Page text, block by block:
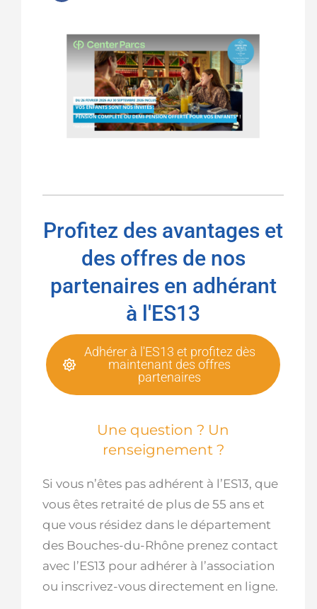
Profitez des avantages et
des offres de nos
partenaires en adhérant
à l'ES13
Adhérer à l'ES13 et profitez dès
maintenant des offres
partenaires
Une question ? Un
renseignement ?
Si vous n’êtes pas adhérent à l’ES13, que
vous êtes retraité de plus de 55 ans et
que vous résidez dans le département
des Bouches-du-Rhône prenez contact
avec l’ES13 pour adhérer à l’association
ou inscrivez-vous directement en ligne.